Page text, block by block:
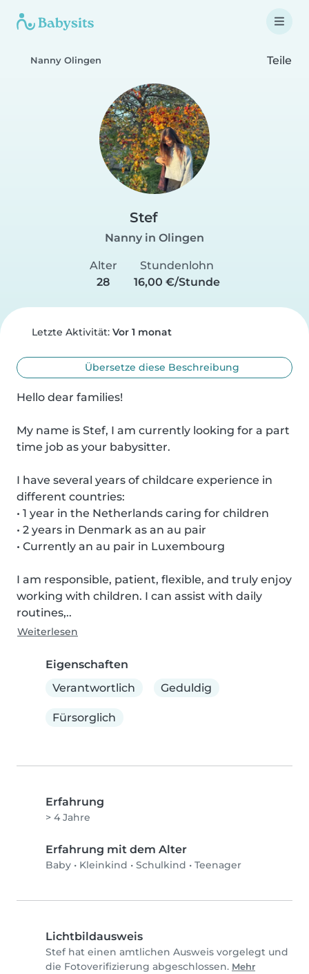
Nanny Olingen Teile
Stef
Nanny in Olingen
Alter
28
Stundenlohn
16,00 €/Stunde
Letzte Aktivität: Vor 1 monat
Übersetze diese Beschreibung
Hello dear families!
My name is Stef, I am currently looking for a part
time job as your babysitter.
I have several years of childcare experience in
different countries:
• 1 year in the Netherlands caring for children
• 2 years in Denmark as an au pair
• Currently an au pair in Luxembourg
I am responsible, patient, flexible, and truly enjoy
working with children. I can assist with daily
routines,..
Weiterlesen
Eigenschaften
Verantwortlich
Geduldig
Fürsorglich
Erfahrung
> 4 Jahre
Erfahrung mit dem Alter
Baby • Kleinkind • Schulkind • Teenager
Lichtbildausweis
Stef hat einen amtlichen Ausweis vorgelegt und
die Fotoverifizierung abgeschlossen. Mehr